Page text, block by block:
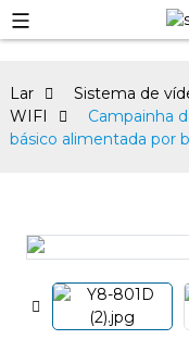
Lar Sistema de
WIFI
Campainha
básico alimentada por